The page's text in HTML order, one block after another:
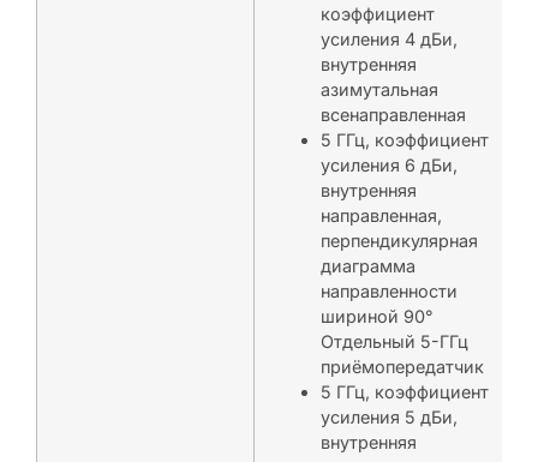
коэффициент
усиления 4 дБи,
внутренняя
азимутальная
всенаправленная
5 ГГц, коэффициент
усиления 6 дБи,
внутренняя
направленная,
перпендикулярная
диаграмма
направленности
шириной 90°
Отдельный 5-ГГц
приёмопередатчик
5 ГГц, коэффициент
усиления 5 дБи,
внутренняя